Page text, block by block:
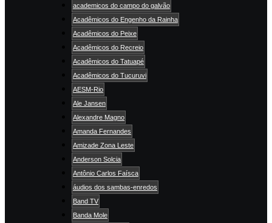
academicos do campo do galvão
Acadêmicos do Engenho da Rainha
Acadêmicos do Peixe
Acadêmicos do Recreio
Acadêmicos do Tatuapé
Acadêmicos do Tucuruvi
AESM-Rio
Ale Jansen
Alexandre Magno
Amanda Fernandes
Amizade Zona Leste
Anderson Solcia
Antônio Carlos Faísca
áudios dos sambas-enredos
Band TV
Banda Mole